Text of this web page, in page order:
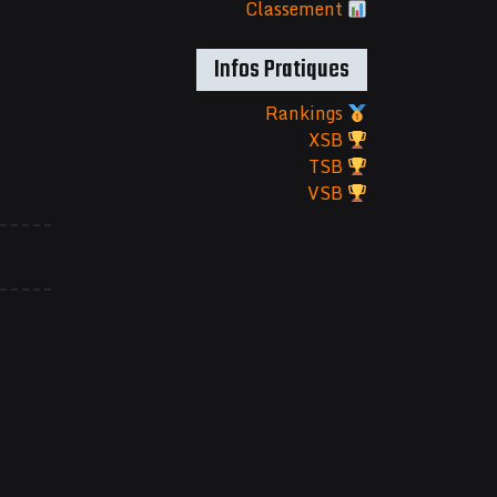
Classement
Infos Pratiques
Rankings
XSB
TSB
VSB